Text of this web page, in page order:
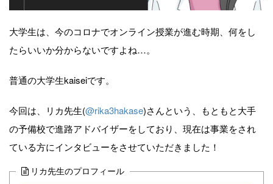
大学生は、今のコロナでオンライン授業が進む時期、何をし
たらいいか分からないですよね…。
普通の大学生kaiseiです。
今回は、リカ先生(@rika3hakase)さんという、もともと大手
の予備校で進路アドバイザーをしており、現在は事業をされ
ている方にインタビューをさせていただきました！
リカ先生のプロフィール